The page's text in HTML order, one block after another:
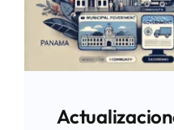
Directorio de
Biblioteca
Últimas Noticias